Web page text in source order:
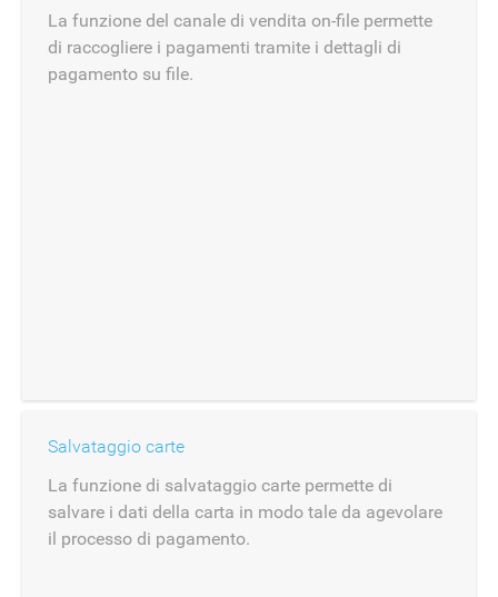
La funzione del canale di vendita on-file permette
di raccogliere i pagamenti tramite i dettagli di
pagamento su file.
Salvataggio carte
La funzione di salvataggio carte permette di
salvare i dati della carta in modo tale da agevolare
il processo di pagamento.